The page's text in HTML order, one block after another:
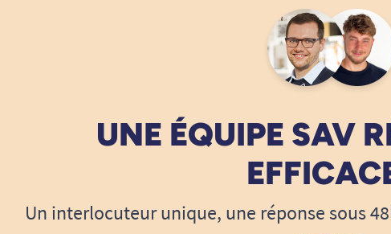
UNE ÉQUIPE SAV
Un interlocuteur unique, une réponse sous